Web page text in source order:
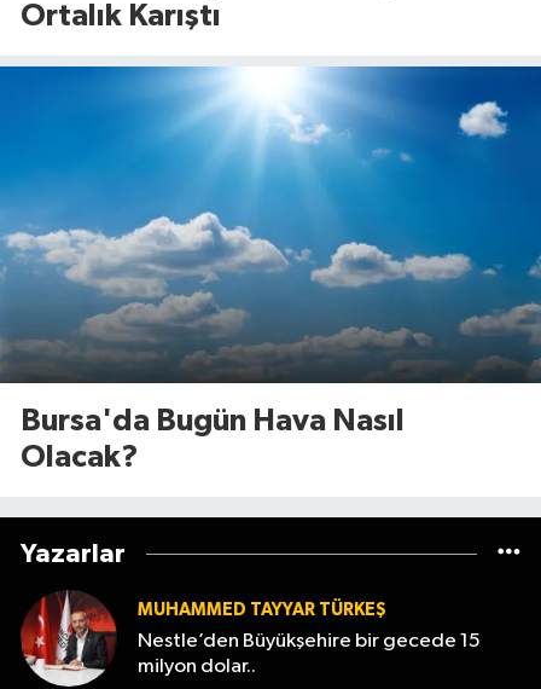
Ortalık Karıştı
Bursa'da Bugün Hava Nasıl
Olacak?
Yazarlar
MUHAMMED TAYYAR TÜRKEŞ
Nestle’den Büyükşehire bir gecede 15
milyon dolar..